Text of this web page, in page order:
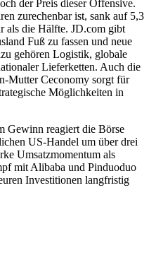
der Preis dieser Offensive.
zurechenbar ist, sank auf 5,3
als die Hälfte. JD.com gibt
Fuß zu fassen und neue
gehören Logistik, globale
Lieferketten. Auch die
Mutter Ceconomy sorgt für
Möglichkeiten in
Gewinn reagiert die Börse
US-Handel um über drei
Umsatzmomentum als
mit Alibaba und Pinduoduo
Investitionen langfristig